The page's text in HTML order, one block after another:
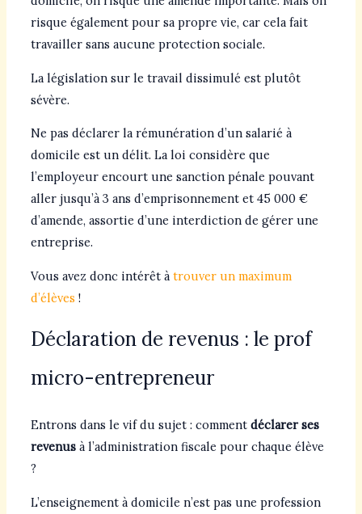
risque également pour sa propre vie, car cela fait
travailler sans aucune protection sociale.
La législation sur le travail dissimulé est plutôt
sévère.
Ne pas déclarer la rémunération d’un salarié à
domicile est un délit. La loi considère que
l’employeur encourt une sanction pénale pouvant
aller jusqu’à 3 ans d’emprisonnement et 45 000 €
d’amende, assortie d’une interdiction de gérer une
entreprise.
Vous avez donc intérêt à trouver un maximum
d’élèves !
Déclaration de revenus : le prof
micro-entrepreneur
Entrons dans le vif du sujet : comment déclarer ses
revenusà l’administration fiscale pour chaque élève
?
L’enseignement à domicile n’est pas une profession